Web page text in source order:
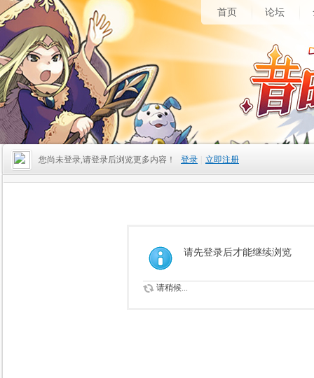
首页 论坛
您尚未登录,请登录后浏览更多内容！ 登录 立即注册
请先登录后才能继续浏览
请稍候...